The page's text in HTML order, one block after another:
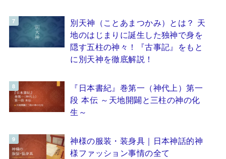
別天神（ことあまつかみ）とは？ 天
地のはじまりに誕生した独神で身を
隠す五柱の神々！『古事記』をもと
に別天神を徹底解説！
『日本書紀』巻第一（神代上）第一
段 本伝 ～天地開闢と三柱の神の化
生～
神様の服装・装身具｜日本神話的神
様ファッション事情の全て